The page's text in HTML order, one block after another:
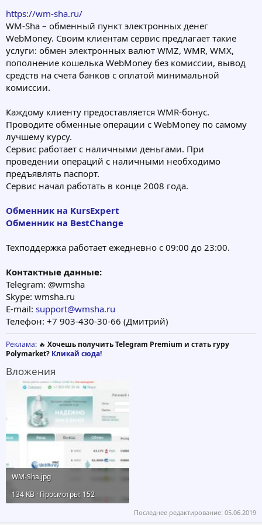
https://wm-sha.ru/
WM-Sha – обменный пункт электронных денег
WebMoney. Своим клиентам сервис предлагает такие
услуги: обмен электронных валют WMZ, WMR, WMX,
пополнение кошелька WebMoney без комиссии, вывод
средств на счета банков с оплатой минимальной
комиссии.
Каждому клиенту предоставляется WMR-бонус.
Проводите обменные операции с WebMoney по самому
лучшему курсу.
Сервис работает с наличными деньгами. При
проведении операций с наличными необходимо
предъявлять паспорт.
Сервис начал работать в конце 2008 года.
Обменник на KursExpert
Обменник на BestChange
Техподдержка работает ежедневно с 09:00 до 23:00.
Контактные данные:
Telegram: @wmsha
Skype: wmsha.ru
E-mail: support@wmsha.ru
Телефон: +7 903-430-30-66 (Дмитрий)
Реклама: 🔥 Хочешь получить Telegram Premium и стать гуру
Polymarket? Кликай сюда!
Вложения
WM-Sha.jpg
134 KB · Просмотры: 152
Последнее редактирование: 05.06.2019